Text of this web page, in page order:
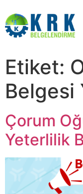
Etiket:
Belgesi
Çorum
Yeterlilik